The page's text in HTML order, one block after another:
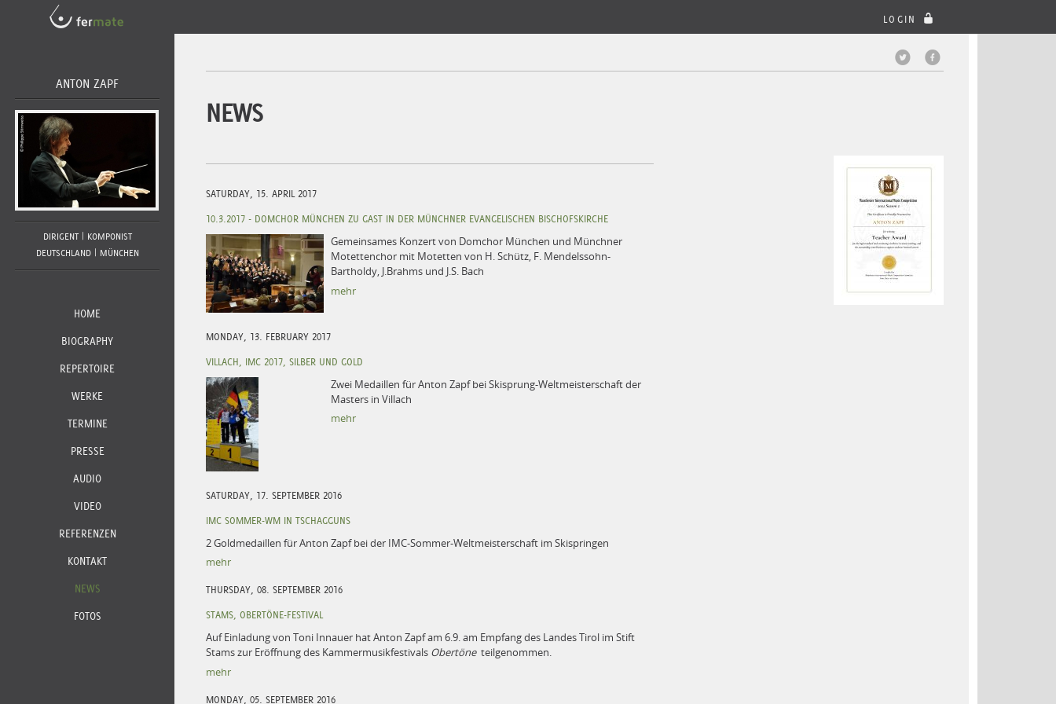
LOGIN
ANTON ZAPF
DIRIGENT | KOMPONIST
DEUTSCHLAND | MÜNCHEN
HOME
BIOGRAPHY
REPERTOIRE
WERKE
TERMINE
PRESSE
AUDIO
VIDEO
REFERENZEN
KONTAKT
NEWS
FOTOS
NEWS
SATURDAY, 15. APRIL 2017
10.3.2017 - DOMCHOR MÜNCHEN ZU GAST IN DER MÜNCHNER EVANGELISCHEN BISCHOFSKIRCHE
Gemeinsames Konzert von Domchor München und Münchner
Motettenchor mit Motetten von H. Schütz, F. Mendelssohn-
Bartholdy, J.Brahms und J.S. Bach
mehr
MONDAY, 13. FEBRUARY 2017
VILLACH, IMC 2017, SILBER UND GOLD
Zwei Medaillen für Anton Zapf bei Skisprung-Weltmeisterschaft der
Masters in Villach
mehr
SATURDAY, 17. SEPTEMBER 2016
IMC SOMMER-WM IN TSCHAGGUNS
2 Goldmedaillen für Anton Zapf bei der IMC-Sommer-Weltmeisterschaft im Skispringen
mehr
THURSDAY, 08. SEPTEMBER 2016
STAMS, OBERTÖNE-FESTIVAL
Auf Einladung von Toni Innauer hat Anton Zapf am 6.9. am Empfang des Landes Tirol im Stift
Stams zur Eröffnung des Kammermusikfestivals Obertöne teilgenommen.
mehr
MONDAY, 05. SEPTEMBER 2016